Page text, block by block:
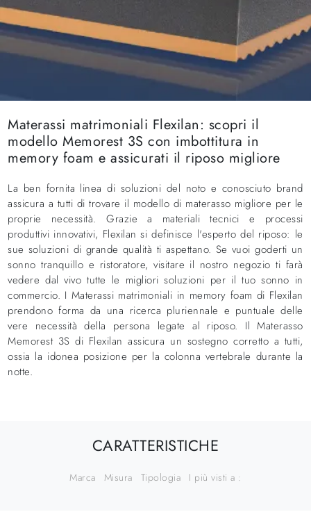
Materassi matrimoniali Flexilan: scopri il
modello Memorest 3S con imbottitura in
memory foam e assicurati il riposo migliore
La ben fornita linea di soluzioni del noto e conosciuto brand
assicura a tutti di trovare il modello di materasso migliore per le
proprie necessità. Grazie a materiali tecnici e processi
produttivi innovativi, Flexilan si definisce l'esperto del riposo: le
sue soluzioni di grande qualità ti aspettano. Se vuoi goderti un
sonno tranquillo e ristoratore, visitare il nostro negozio ti farà
vedere dal vivo tutte le migliori soluzioni per il tuo sonno in
commercio. I Materassi matrimoniali in memory foam di Flexilan
prendono forma da una ricerca pluriennale e puntuale delle
vere necessità della persona legate al riposo. Il Materasso
Memorest 3S di Flexilan assicura un sostegno corretto a tutti,
ossia la idonea posizione per la colonna vertebrale durante la
notte.
CARATTERISTICHE
Marca Misura Tipologia I più visti a :